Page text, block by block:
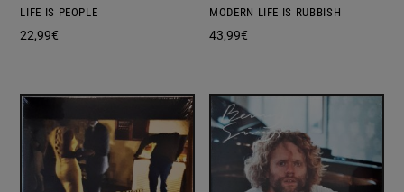
LIFE IS PEOPLE
22,99€
MODERN LIFE IS RUBBISH
43,99€